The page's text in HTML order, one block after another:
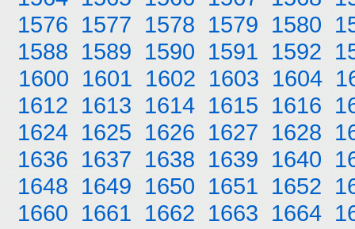
1576 1577 1578 1579 1580
1588 1589 1590 1591 1592
1600 1601 1602 1603 1604
1612 1613 1614 1615 1616
1624 1625 1626 1627 1628
1636 1637 1638 1639 1640
1648 1649 1650 1651 1652
1660 1661 1662 1663 1664